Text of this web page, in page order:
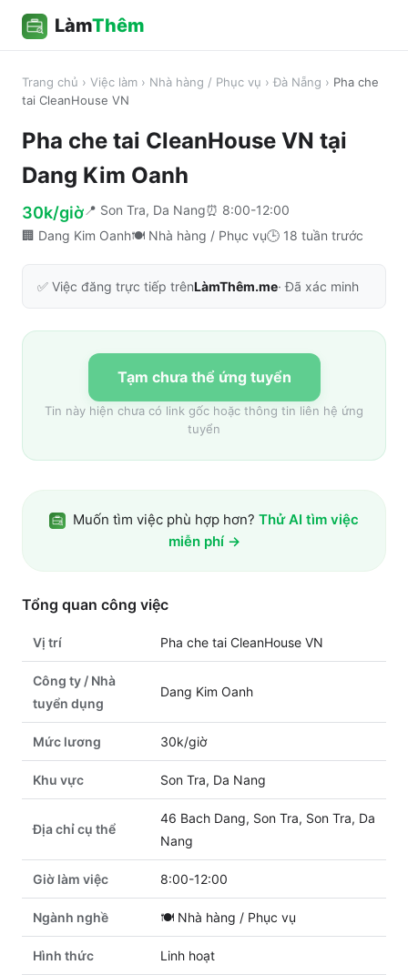
LàmThêm
Trang chủ › Việc làm › Nhà hàng / Phục vụ › Đà Nẵng › Pha che
tai CleanHouse VN
Pha che tai CleanHouse VN tại
Dang Kim Oanh
30k/giờ📍 Son Tra, Da Nang⏰ 8:00-12:00
🏢 Dang Kim Oanh🍽️ Nhà hàng / Phục vụ🕒 18 tuần trước
✅ Việc đăng trực tiếp trênLàmThêm.me· Đã xác minh
Tạm chưa thể ứng tuyển
Tin này hiện chưa có link gốc hoặc thông tin liên hệ ứng
tuyển
Muốn tìm việc phù hợp hơn? Thử AI tìm việc
miễn phí →
Tổng quan công việc
Vị trí Pha che tai CleanHouse VN
Công ty / Nhà
tuyển dụng
Dang Kim Oanh
Mức lương 30k/giờ
Khu vực Son Tra, Da Nang
Địa chỉ cụ thể
46 Bach Dang, Son Tra, Son Tra, Da
Nang
Giờ làm việc 8:00-12:00
Ngành nghề 🍽️ Nhà hàng / Phục vụ
Hình thức Linh hoạt